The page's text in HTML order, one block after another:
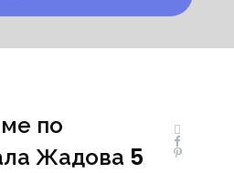
по
Жадова 5